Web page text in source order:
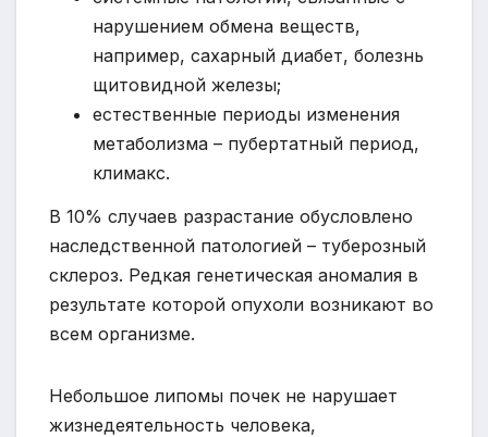
нарушением обмена веществ,
например, сахарный диабет, болезнь
щитовидной железы;
естественные периоды изменения
метаболизма – пубертатный период,
климакс.
В 10% случаев разрастание обусловлено
наследственной патологией – туберозный
склероз. Редкая генетическая аномалия в
результате которой опухоли возникают во
всем организме.
Небольшое липомы почек не нарушает
жизнедеятельность человека,